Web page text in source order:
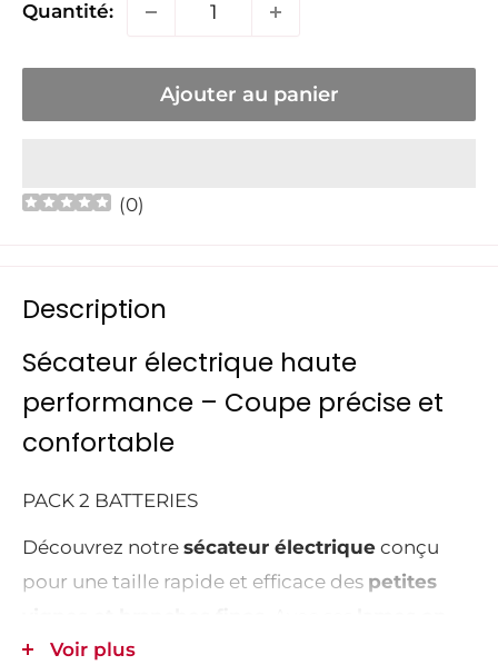
Quantité:
Ajouter au panier
(0)
Description
Sécateur électrique haute
performance – Coupe précise et
confortable
PACK 2 BATTERIES
Découvrez notre sécateur électrique conçu
pour une taille rapide et efficace des petites
acier SK5 de haute qualité
Voir plus